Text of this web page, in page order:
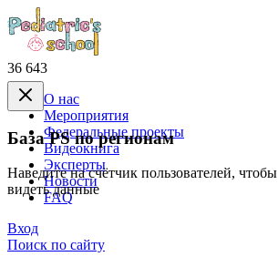
36 643
База PS по регионам
Наведите на счётчик пользователей, чтобы
видеть данные
О нас
Mероприятия
Федеральные проекты
Видеокнига
Эксперты
Новости
FAQ
Вход
Поиск по сайту